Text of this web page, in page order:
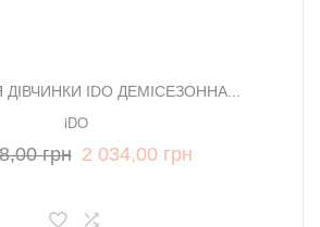
ДІВЧИНКИ IDO ДЕМІСЕЗОННА...
iDO
грн 2 034,00 грн